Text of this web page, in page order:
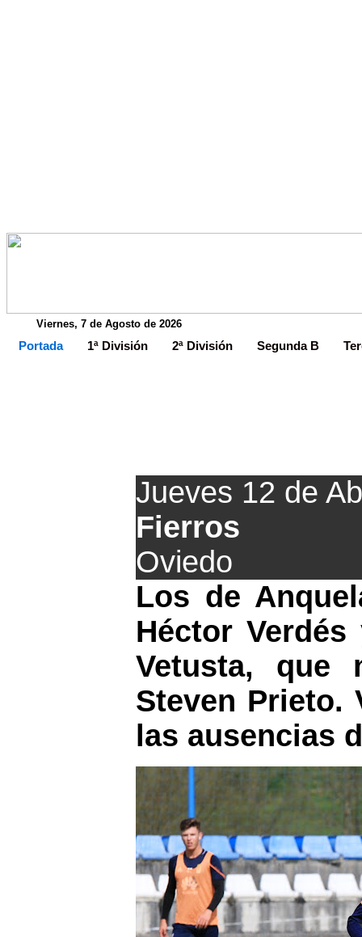
Viernes, 7 de Agosto de 2026
Portada 1ª División 2ª División Segunda B
Jueves 12 de
Fierros
Oviedo
Los de
Héctor
Vetusta, que
Steven Prieto.
las ausencias